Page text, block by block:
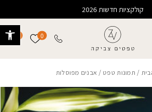
קולקציות חדשות 2026
0 הרשימה
/ תמונות טפט / אבנים מפוסלות